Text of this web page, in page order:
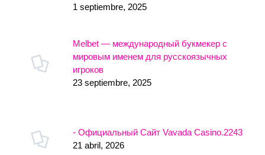
1 septiembre, 2025
Melbet — международный букмекер с
мировым именем для русскоязычных
игроков
23 septiembre, 2025
- Официальный Сайт Vavada Casino.2243
21 abril, 2026